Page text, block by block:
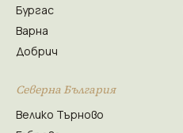
Бургас
Варна
Добрич
Северна България
Велико Търново